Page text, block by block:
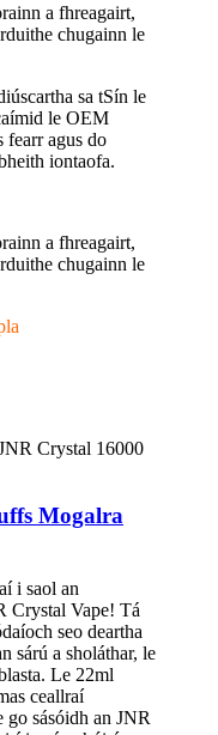
a fhreagairt,
chugainn le
sa tSín le
le OEM
agus do
iontaofa.
a fhreagairt,
chugainn le
Mogalra
i saol an
Crystal Vape! Tá
seo deartha
sárú a sholáthar, le
Le 22ml
ceallraí
go sásóidh an JNR